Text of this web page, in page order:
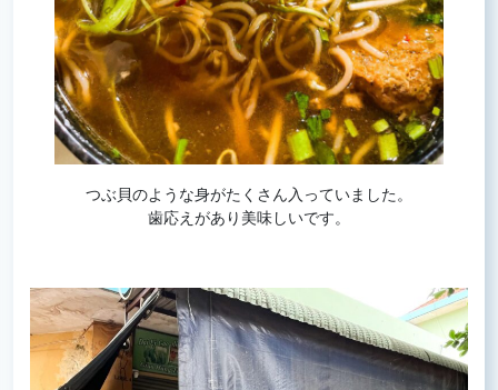
つぶ貝のような身がたくさん入っていました。
歯応えがあり美味しいです。